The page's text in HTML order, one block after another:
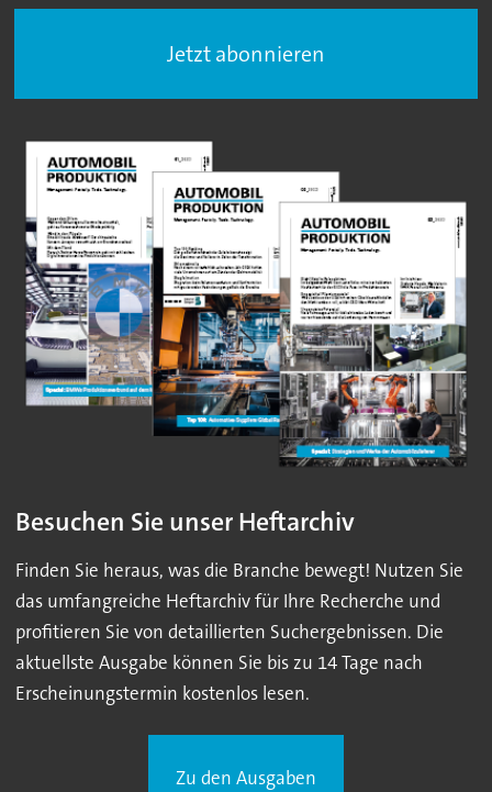
Jetzt abonnieren
Besuchen Sie unser Heftarchiv
Finden Sie heraus, was die Branche bewegt! Nutzen Sie
das umfangreiche Heftarchiv für Ihre Recherche und
profitieren Sie von detaillierten Suchergebnissen. Die
aktuellste Ausgabe können Sie bis zu 14 Tage nach
Erscheinungstermin kostenlos lesen.
Zu den Ausgaben